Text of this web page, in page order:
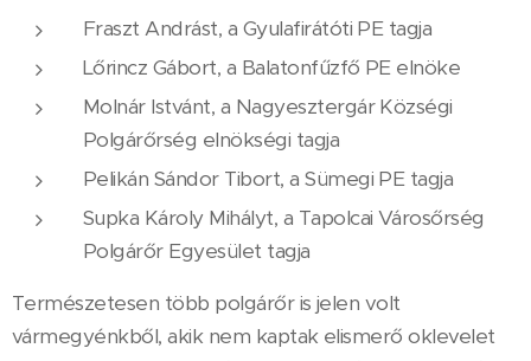
Fraszt Andrást, a Gyulafirátóti PE tagja
Lőrincz Gábort, a Balatonfűzfő PE elnöke
Molnár Istvánt, a Nagyesztergár Községi
Polgárőrség elnökségi tagja
Pelikán Sándor Tibort, a Sümegi PE tagja
Supka Károly Mihályt, a Tapolcai Városőrség
Polgárőr Egyesület tagja
Természetesen több polgárőr is jelen volt
vármegyénkből, akik nem kaptak elismerő oklevelet